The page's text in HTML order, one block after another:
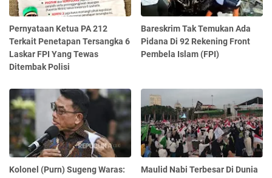
Pernyataan Ketua PA 212
Terkait Penetapan Tersangka 6
Laskar FPI Yang Tewas
Ditembak Polisi
Bareskrim Tak Temukan Ada
Pidana Di 92 Rekening Front
Pembela Islam (FPI)
Kolonel (Purn) Sugeng Waras:
Maulid Nabi Terbesar Di Dunia